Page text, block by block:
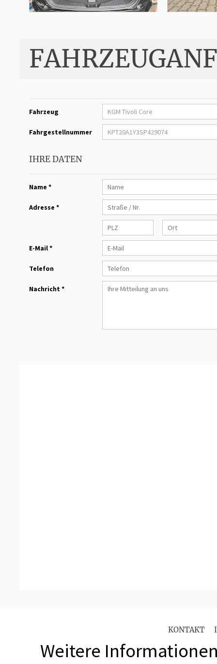
Fahrzeug
Fahrgestellnummer
IHRE DATEN
Name *
Adresse *
E-Mail *
Telefon
Nachricht *
KONTAKT
Weitere